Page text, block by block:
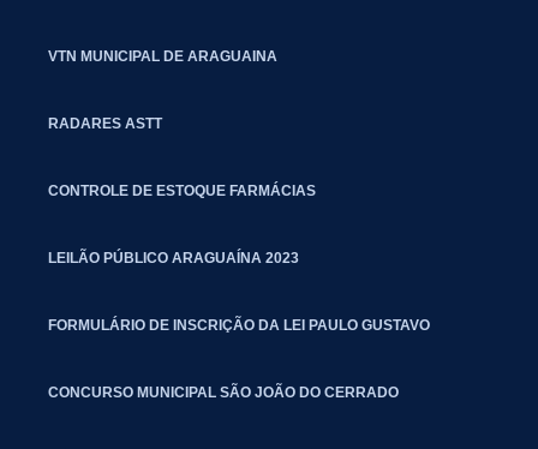
VTN MUNICIPAL DE ARAGUAINA
RADARES ASTT
CONTROLE DE ESTOQUE FARMÁCIAS
LEILÃO PÚBLICO ARAGUAÍNA 2023
FORMULÁRIO DE INSCRIÇÃO DA LEI PAULO GUSTAVO
CONCURSO MUNICIPAL SÃO JOÃO DO CERRADO